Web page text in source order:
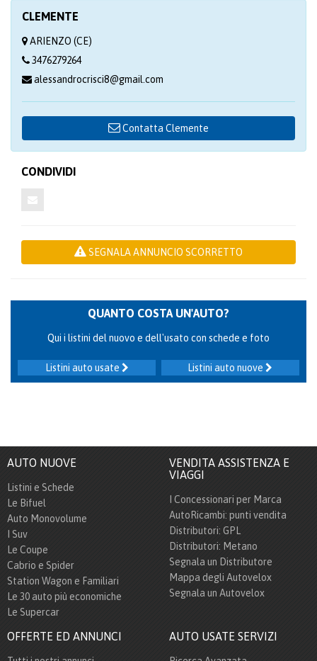
CLEMENTE
ARIENZO (CE)
3476279264
alessandrocrisci8@gmail.com
Contatta Clemente
CONDIVIDI
SEGNALA ANNUNCIO SCORRETTO
QUANTO COSTA UN'AUTO?
Qui i listini del nuovo e dell'usato con schede e foto
Listini auto nuove
Listini auto usate
AUTO NUOVE
Listini e Schede
Le Bifuel
Auto Monovolume
I Suv
Le Coupe
Cabrio e Spider
Station Wagon e Familiari
Le 30 auto più economiche
Le Supercar
VENDITA ASSISTENZA E
VIAGGI
I Concessionari per Marca
AutoRicambi: punti vendita
Distributori: GPL
Distributori: Metano
Segnala un Distributore
Mappa degli Autovelox
Segnala un Autovelox
OFFERTE ED ANNUNCI AUTO USATE SERVIZI